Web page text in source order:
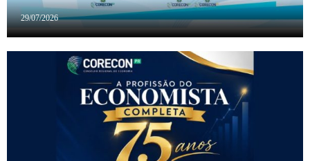
29/07/2026